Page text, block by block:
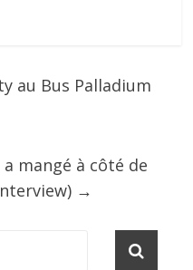
au Bus Palladium
a mangé à côté de
→